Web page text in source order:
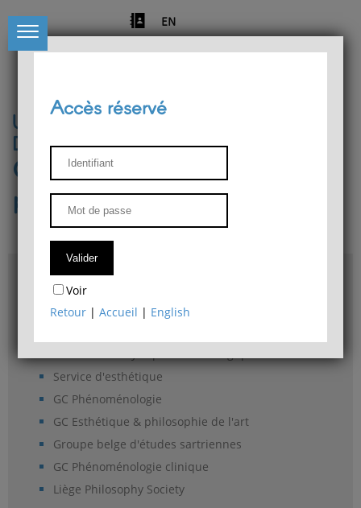
EN
Université de Liège
Département de philosophie
Centre de recherches
phénoménologiques
Accès & plans
Bibliothèque du Département de philosophie
Service d'esthétique
GC Phénoménologie
GC Esthétique & philosophie de l'art
Groupe belge d'études sartriennes
GC Phénoménologie clinique
Liège Philosophy Society
Accès réservé
Voir
Retour |Accueil | English